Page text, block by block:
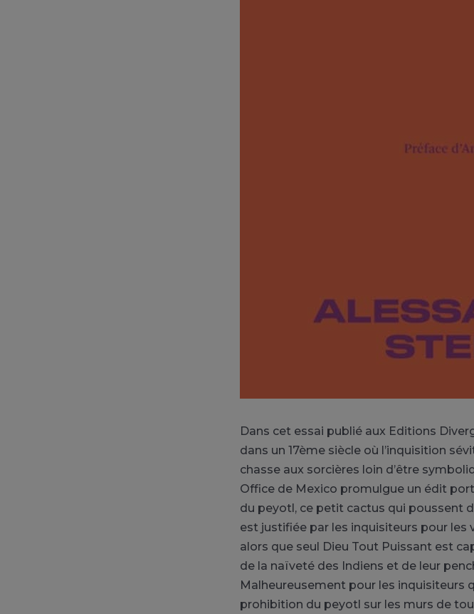
Dans cet essai publié aux Editions
dans un 17ème siècle où l’inquisition
chasse aux sorcières loin d’être
Office de Mexico promulgue un édit
du peyotl, ce petit cactus qui poussent
est justifiée par les inquisiteurs pour
alors que seul Dieu Tout Puissant est
de la naïveté des Indiens et de leur
Malheureusement pour les inquisiteurs
prohibition du peyotl sur les murs de